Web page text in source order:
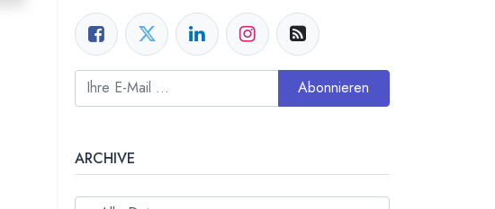
Abonnieren
ARCHIVE